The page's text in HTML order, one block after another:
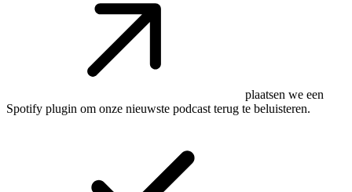
plaatsen we een
Spotify plugin om onze nieuwste podcast terug te beluisteren.